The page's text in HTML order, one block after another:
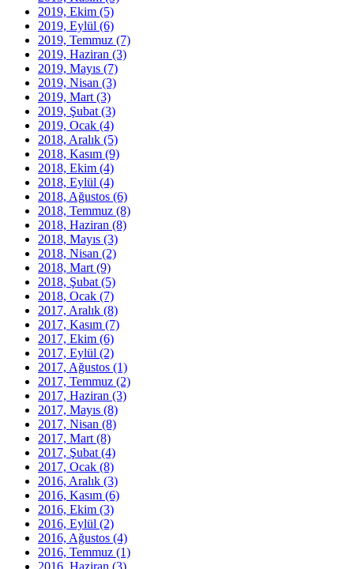
2019, Ekim (5)
2019, Eylül (6)
2019, Temmuz (7)
2019, Haziran (3)
2019, Mayıs (7)
2019, Nisan (3)
2019, Mart (3)
2019, Şubat (3)
2019, Ocak (4)
2018, Aralık (5)
2018, Kasım (9)
2018, Ekim (4)
2018, Eylül (4)
2018, Ağustos (6)
2018, Temmuz (8)
2018, Haziran (8)
2018, Mayıs (3)
2018, Nisan (2)
2018, Mart (9)
2018, Şubat (5)
2018, Ocak (7)
2017, Aralık (8)
2017, Kasım (7)
2017, Ekim (6)
2017, Eylül (2)
2017, Ağustos (1)
2017, Temmuz (2)
2017, Haziran (3)
2017, Mayıs (8)
2017, Nisan (8)
2017, Mart (8)
2017, Şubat (4)
2017, Ocak (8)
2016, Aralık (3)
2016, Kasım (6)
2016, Ekim (3)
2016, Eylül (2)
2016, Ağustos (4)
2016, Temmuz (1)
2016, Haziran (3)